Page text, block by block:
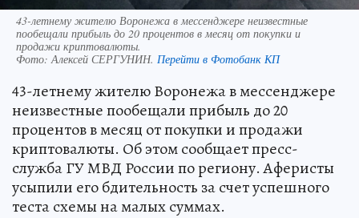
43-летнему жителю Воронежа в мессенджере неизвестные
пообещали прибыль до 20 процентов в месяц от покупки и
продажи криптовалюты.
Фото: Алексей СЕРГУНИН. Перейти в Фотобанк КП
43-летнему жителю Воронежа в мессенджере
неизвестные пообещали прибыль до 20
процентов в месяц от покупки и продажи
криптовалюты. Об этом сообщает пресс-
служба ГУ МВД России по региону. Аферисты
усыпили его бдительность за счет успешного
теста схемы на малых суммах.